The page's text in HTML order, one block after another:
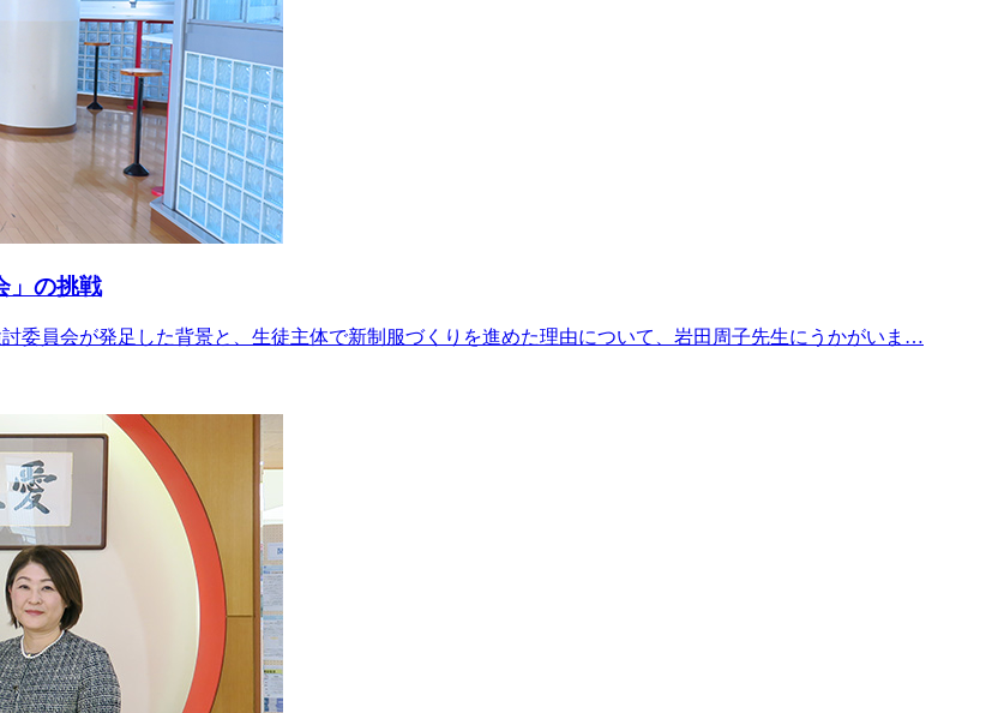
」の挑戦
委員会が発足した背景と、生徒主体で新制服づくりを進めた理由について、岩田周子先生にうかがいま…